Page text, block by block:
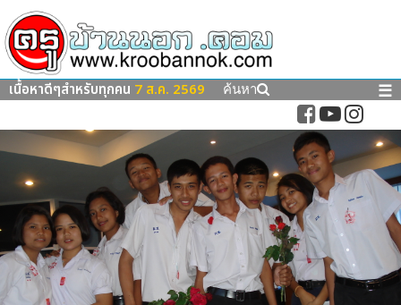
เนื้อหาดีๆสำหรับทุกคน 7 ส.ค. 2569 ค้นหา ☰